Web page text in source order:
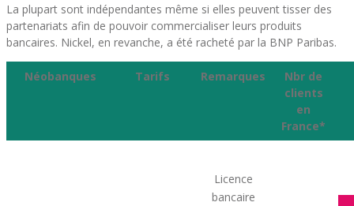
La plupart sont indépendantes même si elles peuvent tisser des
partenariats afin de pouvoir commercialiser leurs produits
bancaires. Nickel, en revanche, a été racheté par la BNP Paribas.
Néobanques Tarifs Remarques
Nbr de
clients
en
France*
Licence
bancaire